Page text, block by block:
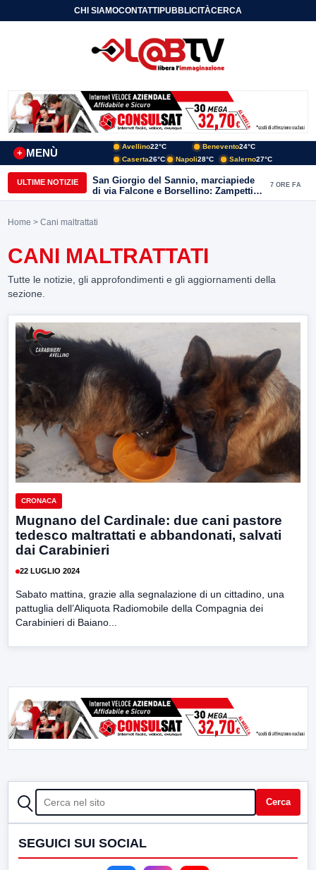
CHI SIAMOCONTATTIPUBBLICITÀCERCA
MENÙ
+
Avellino22°C Benevento24°C
Caserta26°C Napoli28°C Salerno27°C
ULTIME NOTIZIE
San Giorgio del Sannio, marciapiede
di via Falcone e Borsellino: Zampetti e
Lombardi replicano alle polemiche
7 ORE FA
Home > Cani maltrattati
CANI MALTRATTATI
Tutte le notizie, gli approfondimenti e gli aggiornamenti della
sezione.
CRONACA
Mugnano del Cardinale: due cani pastore
tedesco maltrattati e abbandonati, salvati
dai Carabinieri
22 LUGLIO 2024
Sabato mattina, grazie alla segnalazione di un cittadino, una
pattuglia dell’Aliquota Radiomobile della Compagnia dei
Carabinieri di Baiano...
CERCA Cerca
SEGUICI SUI SOCIAL